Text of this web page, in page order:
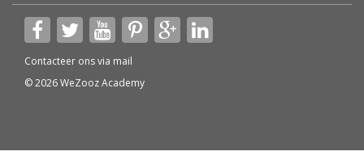
Contacteer ons via mail
© 2026 WeZooz Academy